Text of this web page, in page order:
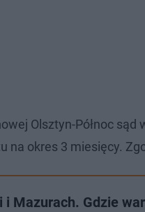
Olsztyn-Północ
na okres 3 miesięcy.
Mazurach. Gdzie